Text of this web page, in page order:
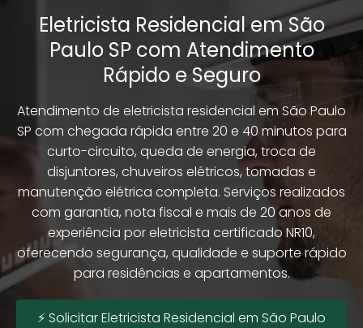
Eletricista Residencial em São
Paulo SP com Atendimento
Rápido e Seguro
Atendimento de eletricista residencial em São Paulo
SP com chegada rápida entre 20 e 40 minutos para
curto-circuito, queda de energia, troca de
disjuntores, chuveiros elétricos, tomadas e
manutenção elétrica completa. Serviços realizados
com garantia, nota fiscal e mais de 20 anos de
experiência por eletricista certificado NR10,
oferecendo segurança, qualidade e suporte rápido
para residências e apartamentos.
⚡ Solicitar Eletricista Residencial em São Paulo